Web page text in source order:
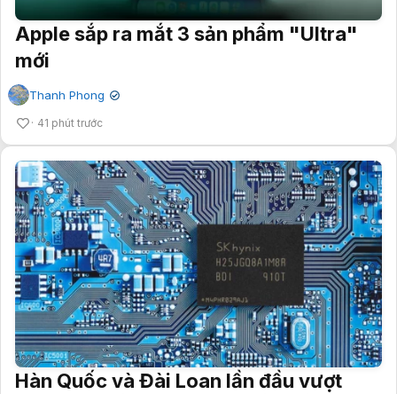
Apple sắp ra mắt 3 sản phẩm "Ultra"
mới
Thanh Phong ✔
41 phút trước
Hàn Quốc và Đài Loan lần đầu vượt